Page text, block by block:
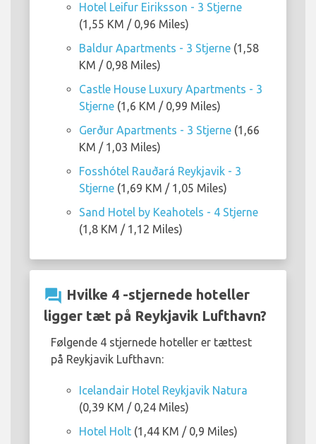
Hotel Leifur Eiriksson - 3 Stjerne
(1,55 KM / 0,96 Miles)
Baldur Apartments - 3 Stjerne (1,58
KM / 0,98 Miles)
Castle House Luxury Apartments - 3
Stjerne (1,6 KM / 0,99 Miles)
Gerður Apartments - 3 Stjerne (1,66
KM / 1,03 Miles)
Fosshótel Rauðará Reykjavik - 3
Stjerne (1,69 KM / 1,05 Miles)
Sand Hotel by Keahotels - 4 Stjerne
(1,8 KM / 1,12 Miles)
question_answer Hvilke 4 -stjernede hoteller
ligger tæt på Reykjavik Lufthavn?
Følgende 4 stjernede hoteller er tættest
på Reykjavik Lufthavn:
Icelandair Hotel Reykjavik Natura
(0,39 KM / 0,24 Miles)
Hotel Holt (1,44 KM / 0,9 Miles)